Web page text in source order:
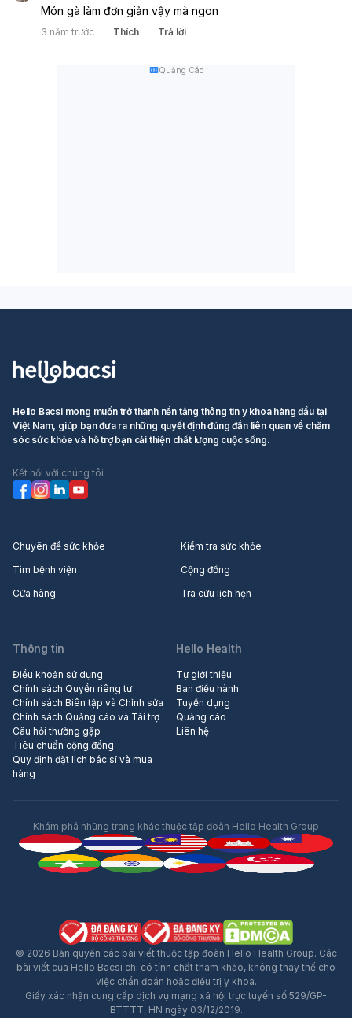
Món gà làm đơn giản vậy mà ngon
3 năm trước Thích Trả lời
Quảng Cáo
Hello Bacsi mong muốn trở thành nền tảng thông tin y khoa hàng đầu tại
Việt Nam, giúp bạn đưa ra những quyết định đúng đắn liên quan về chăm
sóc sức khỏe và hỗ trợ bạn cải thiện chất lượng cuộc sống.
Kết nối với chúng tôi
Chuyên đề sức khỏe
Kiểm tra sức khỏe
Tìm bệnh viện
Cộng đồng
Cửa hàng
Tra cứu lịch hẹn
Thông tin
Điều khoản sử dụng
Chính sách Quyền riêng tư
Chính sách Biên tập và Chỉnh sửa
Chính sách Quảng cáo và Tài trợ
Câu hỏi thường gặp
Tiêu chuẩn cộng đồng
Quy định đặt lịch bác sĩ và mua
hàng
Hello Health
Tự giới thiệu
Ban điều hành
Tuyển dụng
Quảng cáo
Liên hệ
Khám phá những trang khác thuộc tập đoàn Hello Health Group
© 2026 Bản quyền các bài viết thuộc tập đoàn Hello Health Group. Các
bài viết của Hello Bacsi chỉ có tính chất tham khảo, không thay thế cho
việc chẩn đoán hoặc điều trị y khoa.
Giấy xác nhận cung cấp dịch vụ mạng xã hội trực tuyến số 529/GP-
BTTTT, HN ngày 03/12/2019.